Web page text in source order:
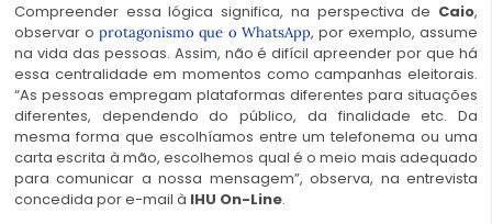
Compreender essa lógica significa, na perspectiva de Caio,
observar oprotagonismo que o WhatsApp, por exemplo, assume
na vida das pessoas. Assim, não é difícil apreender por que há
essa centralidade em momentos como campanhas eleitorais.
“As pessoas empregam plataformas diferentes para situações
diferentes, dependendo do público, da finalidade etc. Da
mesma forma que escolhíamos entre um telefonema ou uma
carta escrita à mão, escolhemos qual é o meio mais adequado
para comunicar a nossa mensagem”, observa, na entrevista
concedida por e-mail à IHU On-Line.